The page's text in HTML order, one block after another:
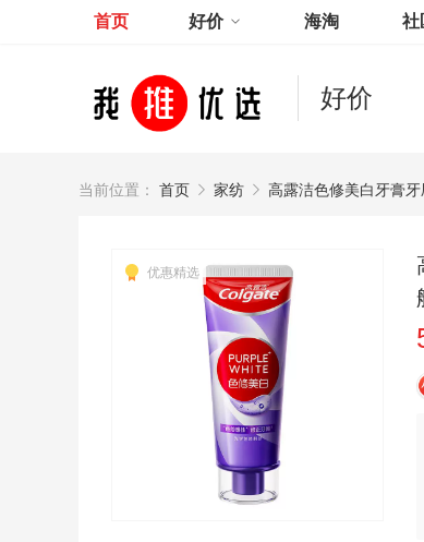
首页 好价 海淘 社
好价
当前位置： 首页 家纺 高露洁色修美白牙膏
优惠精选